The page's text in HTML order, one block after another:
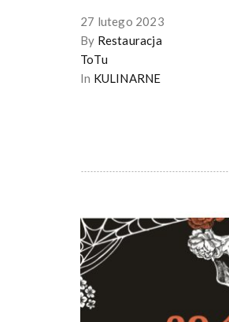
27 lutego 2023
By Restauracja
ToTu
In KULINARNE